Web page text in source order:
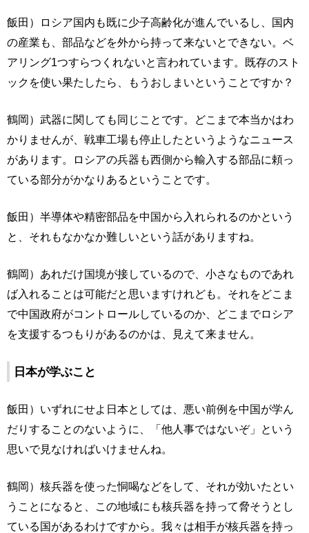
飯田）ロシア国内も既に少子高齢化が進んでいるし、国内
の産業も、部品などを外から持って来ないとできない。ベ
アリング1つすらつくれないと言われています。既存のスト
ックを使い果たしたら、もうおしまいということですか？
鶴岡）武器に関しても同じことです。どこまで本当かはわ
かりませんが、戦車工場も停止したというようなニュース
があります。ロシアの兵器も西側から輸入する部品に頼っ
ている部分がかなりあるということです。
飯田）半導体や精密部品を中国から入れられるのかという
と、それもなかなか難しいという話がありますね。
鶴岡）あれだけ国境が接しているので、小さなものであれ
ば入れることは可能だと思いますけれども。それをどこま
で中国政府がコントロールしているのか、どこまでロシア
を支援するつもりがあるのかは、見えて来ません。
日本が学ぶこと
飯田）いずれにせよ日本としては、悪い前例を中国が学ん
だりすることのないように、「他人事ではないぞ」という
思いで見なければいけませんね。
鶴岡）核兵器を使った恫喝などをして、それが効いたとい
うことになると、この地域にも核兵器を持って脅そうとし
ている国があるわけですから。我々は相手が核兵器を持っ